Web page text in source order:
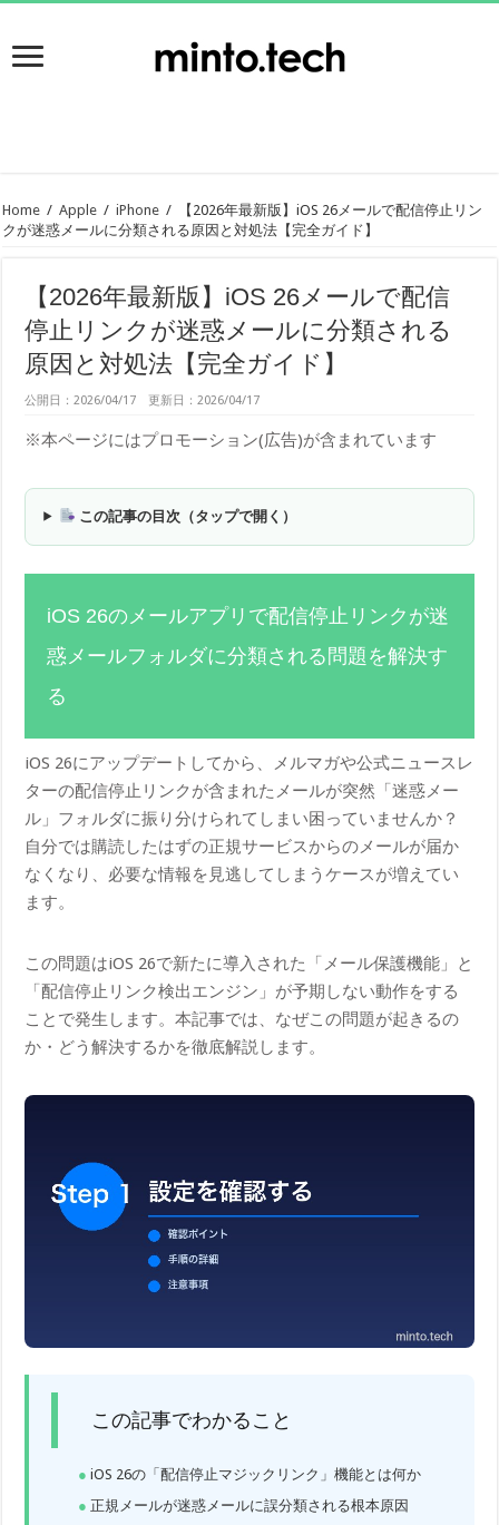
Home / Apple / iPhone /
【2026年最新版】iOS 26メールで配信停止リン
クが迷惑メールに分類される原因と対処法【完全ガイド】
【2026年最新版】iOS 26メールで配信
停止リンクが迷惑メールに分類される
原因と対処法【完全ガイド】
公開日：2026/04/17 更新日：2026/04/17
※本ページにはプロモーション(広告)が含まれています
この記事の目次（タップで開く）
iOS 26のメールアプリで配信停止リンクが迷
惑メールフォルダに分類される問題を解決す
る
iOS 26にアップデートしてから、メルマガや公式ニュースレ
ターの配信停止リンクが含まれたメールが突然「迷惑メー
ル」フォルダに振り分けられてしまい困っていませんか？
自分では購読したはずの正規サービスからのメールが届か
なくなり、必要な情報を見逃してしまうケースが増えてい
ます。
この問題はiOS 26で新たに導入された「メール保護機能」と
「配信停止リンク検出エンジン」が予期しない動作をする
ことで発生します。本記事では、なぜこの問題が起きるの
か・どう解決するかを徹底解説します。
この記事でわかること
iOS 26の「配信停止マジックリンク」機能とは何か
正規メールが迷惑メールに誤分類される根本原因